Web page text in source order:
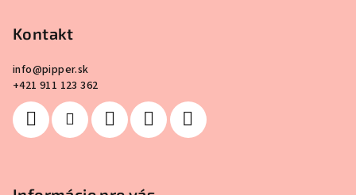
Kontakt
info@pipper.sk
+421 911 123 362